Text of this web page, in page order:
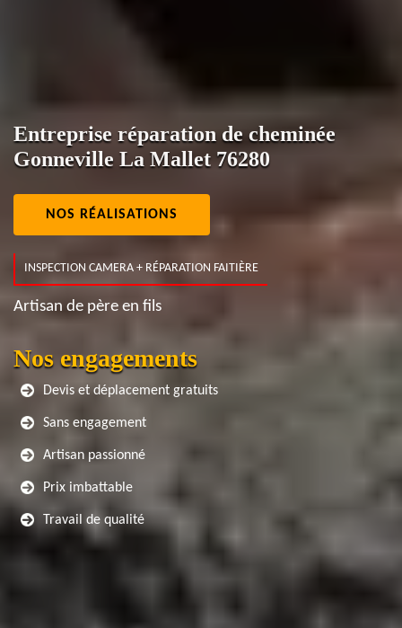
Entreprise réparation de cheminée
Gonneville La Mallet 76280
NOS RÉALISATIONS
INSPECTION CAMERA + RÉPARATION FAITIÈRE
Artisan de père en fils
Nos engagements
Devis et déplacement gratuits
Sans engagement
Artisan passionné
Prix imbattable
Travail de qualité